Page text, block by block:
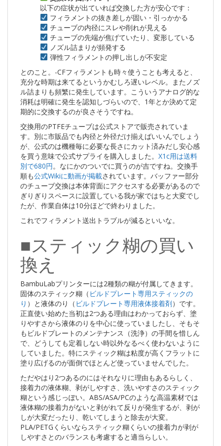
以下の症状が出ていれば交換した方が安心です：
フィラメントの抜き差しが固い・引っかかる
チューブの内径にスレや削れが見える
チューブの先端が焦げていたり、変形している
ノズル詰まりが頻発する
弾性フィラメントの押し出しが不安定
とのこと。-CFフィラメントも時々使うことも考えると、
充分な時期は来てるというかむしろ遅いレベル。またノズ
ル詰まりも頻繁に発生しています。こういうアナログ的な
消耗は明確に発生を認知しづらいので、1年とか決めて定
期的に交換するのが良さそうですね。
交換用のPTFEチューブは公式ストアで販売されていま
す。別に市販品でも内径と外径だけ揃えばいいんでしょう
が、公式のは機種毎に必要な長さにカット済みだし安心感
を買う意味で公式サプライを購入しました。 X1c用は送料
別で680円。なにかのついでに買うのが吉ですね。交換手
順も公式Wikiに動画が掲載されています。バッファー部分
のチューブ交換は本体背面にアクセスする必要があるので
ぎりぎりスペースに設置している我が家ではちと大変でし
たが、作業自体は10分ほどで終わりました。
これでフィラメント送出トラブルが減るといいな。
■スティック糊の買い
換え
BambuLabプリンターには2種類の糊が付属してきます。
固体のスティック糊（ ビルドプレート専用スティックの
り ）と液体のり（ ビルドプレート専用液体接着剤）です。
正直使い始めた当初は2つある理由はわかっておらず、塗
りやすさから液体のりを中心に使っていましたし、そもそ
もビルドプレートのメンテナンス（洗浄）の手間を惜しん
で、どうしても定着しない時以外なるべく使わないように
していました。特にスティック糊は粘度が高くフラットに
塗り広げるのが面倒でほとんど使っていませんでした。
ただやはり2つあるのにはそれなりに理由もあるらしく、
接着力の液体糊、剥がしやすさ、洗いやすさのスティック
糊という感じっぽい。ABS/ASA/PCのような高温素材では
液体糊の接着力がないと剥がれて反りが発生するが、剥が
しが大変だったり、乾いてしまうと除去が大変。
PLA/PETGくらいならスティック糊くらいの接着力が剥が
しやすさとのバランスも考慮すると適当らしい。